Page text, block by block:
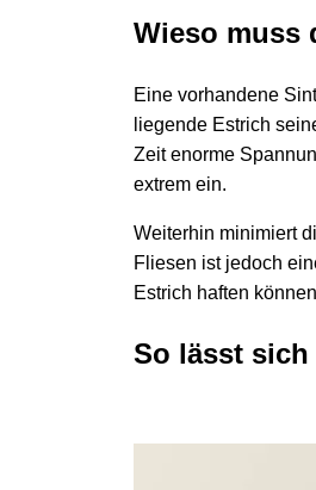
Wieso muss
Eine vorhandene
liegende Estrich
Zeit enorme
extrem ein.
Weiterhin minimiert
Fliesen ist jedoch
Estrich haften
So lässt